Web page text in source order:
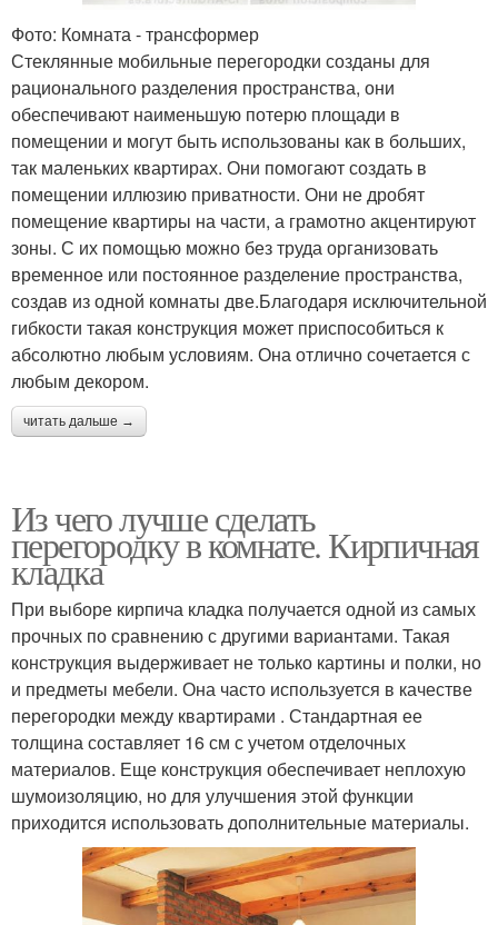
Фото: Комната - трансформер
Стеклянные мобильные перегородки созданы для
рационального разделения пространства, они
обеспечивают наименьшую потерю площади в
помещении и могут быть использованы как в больших,
так маленьких квартирах. Они помогают создать в
помещении иллюзию приватности. Они не дробят
помещение квартиры на части, а грамотно акцентируют
зоны. С их помощью можно без труда организовать
временное или постоянное разделение пространства,
создав из одной комнаты две.Благодаря исключительной
гибкости такая конструкция может приспособиться к
абсолютно любым условиям. Она отлично сочетается с
любым декором.
читать дальше →
Из чего лучше сделать
перегородку в комнате. Кирпичная
кладка
При выборе кирпича кладка получается одной из самых
прочных по сравнению с другими вариантами. Такая
конструкция выдерживает не только картины и полки, но
и предметы мебели. Она часто используется в качестве
перегородки между квартирами . Стандартная ее
толщина составляет 16 см с учетом отделочных
материалов. Еще конструкция обеспечивает неплохую
шумоизоляцию, но для улучшения этой функции
приходится использовать дополнительные материалы.